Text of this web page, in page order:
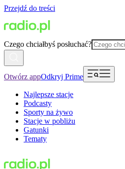
Przejdź do treści
Czego chciałbyś posłuchać?
Otwórz appOdkryj Prime
Najlepsze stacje
Podcasty
Sporty na żywo
Stacje w pobliżu
Gatunki
Tematy